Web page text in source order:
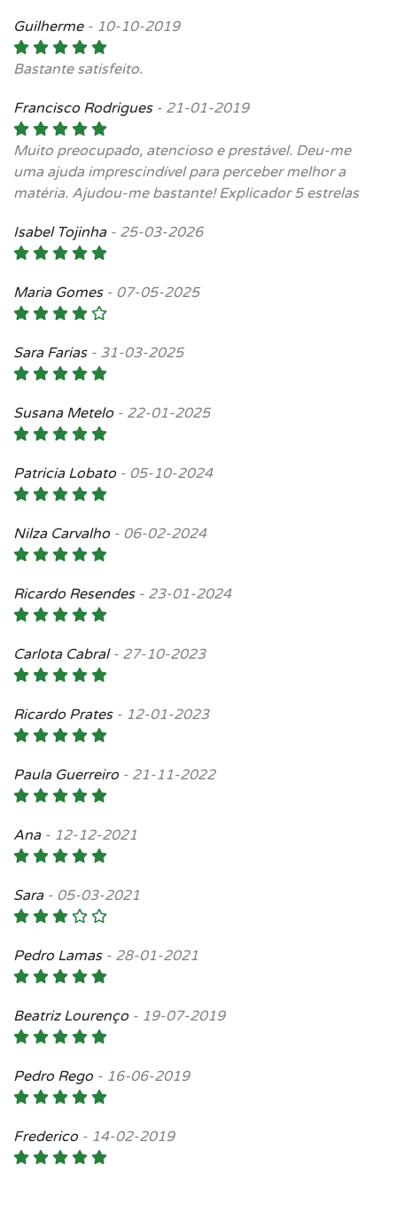
Guilherme- 10-10-2019
Bastante satisfeito.
Francisco Rodrigues- 21-01-2019
Muito preocupado, atencioso e prestável. Deu-me
uma ajuda imprescindível para perceber melhor a
matéria. Ajudou-me bastante! Explicador 5 estrelas
Isabel Tojinha- 25-03-2026
Maria Gomes- 07-05-2025
Sara Farias- 31-03-2025
Susana Metelo - 22-01-2025
Patricia Lobato - 05-10-2024
Nilza Carvalho - 06-02-2024
Ricardo Resendes- 23-01-2024
Carlota Cabral- 27-10-2023
Ricardo Prates- 12-01-2023
Paula Guerreiro - 21-11-2022
Ana- 12-12-2021
Sara- 05-03-2021
Pedro Lamas- 28-01-2021
Beatriz Lourenço - 19-07-2019
Pedro Rego - 16-06-2019
Frederico - 14-02-2019